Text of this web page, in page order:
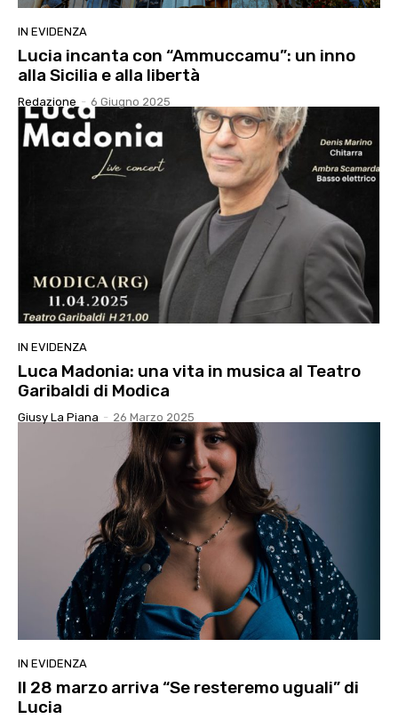
IN EVIDENZA
Lucia incanta con “Ammuccamu”: un inno
alla Sicilia e alla libertà
Redazione - 6 Giugno 2025
IN EVIDENZA
Luca Madonia: una vita in musica al Teatro
Garibaldi di Modica
Giusy La Piana - 26 Marzo 2025
IN EVIDENZA
Il 28 marzo arriva “Se resteremo uguali” di
Lucia